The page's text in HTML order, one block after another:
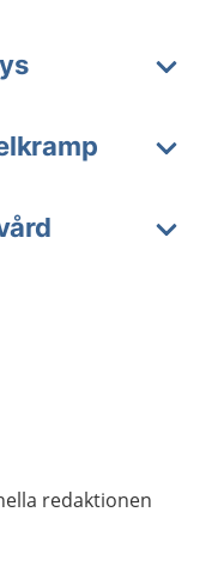
redaktionen